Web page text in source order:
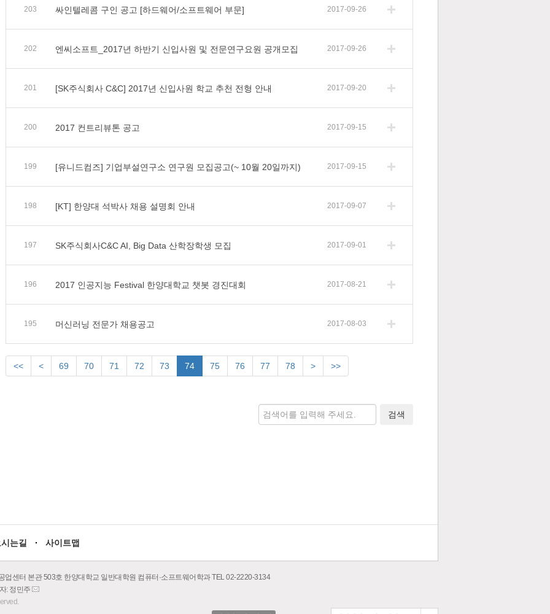
203 싸인텔레콤 구인 공고 [하드웨어/소프트웨어 부문] 2017-09-26
202 엔씨소프트_2017년 하반기 신입사원 및 전문연구요원 공개모집 2017-09-26
201 [SK주식회사 C&C] 2017년 신입사원 학교 추천 전형 안내 2017-09-20
200 2017 컨트리뷰톤 공고 2017-09-15
199 [유니드컴즈] 기업부설연구소 연구원 모집공고(~ 10월 20일까지) 2017-09-15
198 [KT] 한양대 석박사 채용 설명회 안내 2017-09-07
197 SK주식회사C&C AI, Big Data 산학장학생 모집 2017-09-01
196 2017 인공지능 Festival 한양대학교 챗봇 경진대회 2017-08-21
195 머신러닝 전문가 채용공고 2017-08-03
<< < 69 70 71 72 73 74 75 76 77 78 > >>
검색
는길 사이트맵
센터 본관 503호 한양대학교 일반대학원 컴퓨터·소프트웨어학과 TEL 02-2220-3134
: 정민주 이